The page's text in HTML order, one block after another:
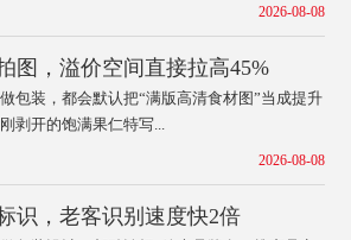
2026-08-08
图，溢价空间直接拉高45%
包装，都会默认把“满版高清食材图”当成提升
剥开的饱满果仁特写...
2026-08-08
识，老客识别速度快2倍